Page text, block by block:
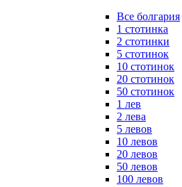
Все болгария
1 стотинка
2 стотинки
5 стотинок
10 стотинок
20 стотинок
50 стотинок
1 лев
2 лева
5 левов
10 левов
20 левов
50 левов
100 левов